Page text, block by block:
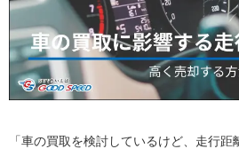
「車の買取を検討しているけど、走行